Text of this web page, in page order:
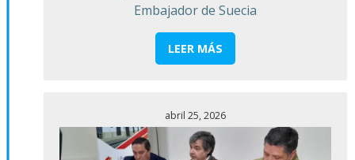
Embajador de Suecia
LEER MÁS
abril 25, 2026